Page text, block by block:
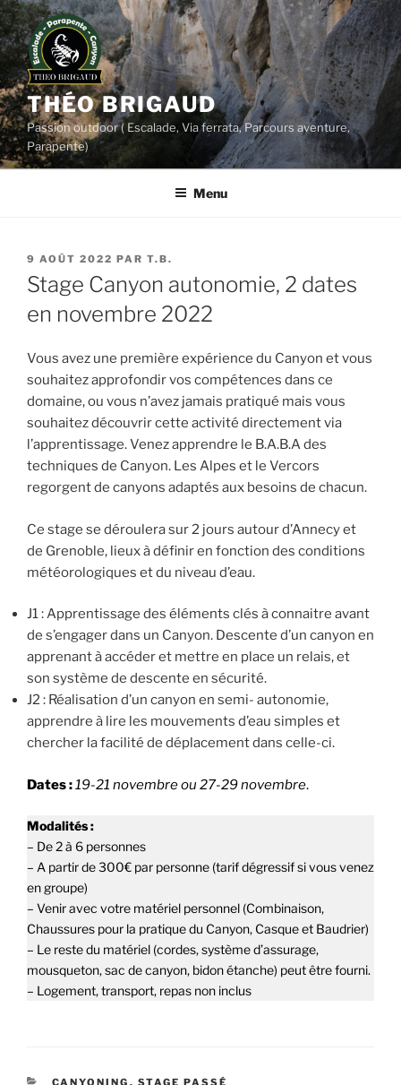
Aller
au
contenu
principal
THÉO BRIGAUD
Passion outdoor ( Escalade, Via ferrata, Parcours aventure,
Parapente)
Menu
PUBLIÉ
LE
9 AOÛT 2022 PAR T.B.
Stage Canyon autonomie, 2 dates
en novembre 2022
Vous avez une première expérience du Canyon et vous
souhaitez approfondir vos compétences dans ce
domaine, ou vous n’avez jamais pratiqué mais vous
souhaitez découvrir cette activité directement via
l’apprentissage. Venez apprendre le B.A.B.A des
techniques de Canyon. Les Alpes et le Vercors
regorgent de canyons adaptés aux besoins de chacun.
Ce stage se déroulera sur 2 jours autour d’Annecy et
de Grenoble, lieux à définir en fonction des conditions
météorologiques et du niveau d’eau.
J1 : Apprentissage des éléments clés à connaitre avant
de s’engager dans un Canyon. Descente d’un canyon en
apprenant à accéder et mettre en place un relais, et
son système de descente en sécurité.
J2 : Réalisation d’un canyon en semi- autonomie,
apprendre à lire les mouvements d’eau simples et
chercher la facilité de déplacement dans celle-ci.
Dates :19-21 novembre ou 27-29 novembre.
Modalités :
– De 2 à 6 personnes
– A partir de 300€ par personne (tarif dégressif si vous venez
en groupe)
– Venir avec votre matériel personnel (Combinaison,
Chaussures pour la pratique du Canyon, Casque et Baudrier)
– Le reste du matériel (cordes, système d’assurage,
mousqueton, sac de canyon, bidon étanche) peut être fourni.
– Logement, transport, repas non inclus
CATÉGORIES